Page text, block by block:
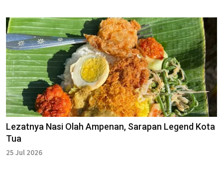
Lezatnya Nasi Olah Ampenan, Sarapan Legend Kota
Tua
25 Jul 2026